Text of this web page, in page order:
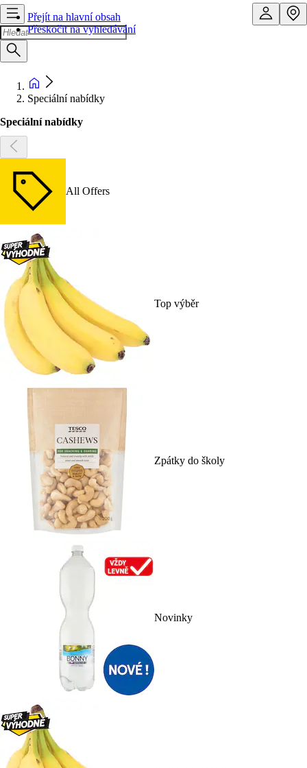
Přejít na hlavní obsah
Přeskočit na vyhledávání
Speciální nabídky
Speciální nabídky
All Offers
Top výběr
Zpátky do školy
Novinky